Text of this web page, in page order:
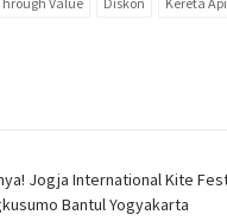
Jogja International Kite
Bantul Yogyakarta